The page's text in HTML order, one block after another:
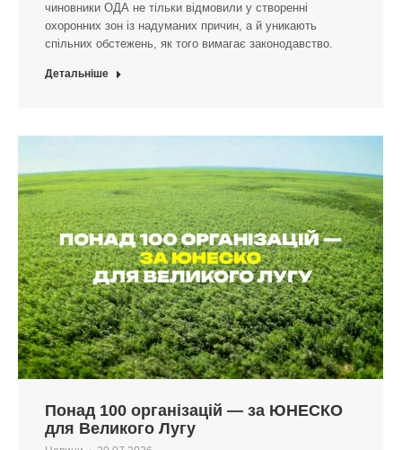
чиновники ОДА не тільки відмовили у створенні
охоронних зон із надуманих причин, а й уникають
спільних обстежень, як того вимагає законодавство.
Детальніше
Понад 100 організацій — за ЮНЕСКО
для Великого Лугу